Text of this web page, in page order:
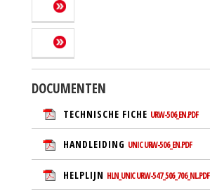
DOCUMENTEN
TECHNISCHE FICHE URW-506_EN.PDF
HANDLEIDING UNIC URW-506_EN.PDF
HELPLIJN HLN_UNIC URW-547_506_706_NL.PDF